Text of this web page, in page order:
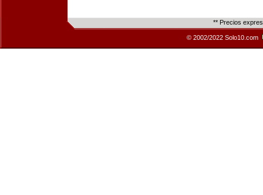
** Precios
© 2002/2022 Solo10.com